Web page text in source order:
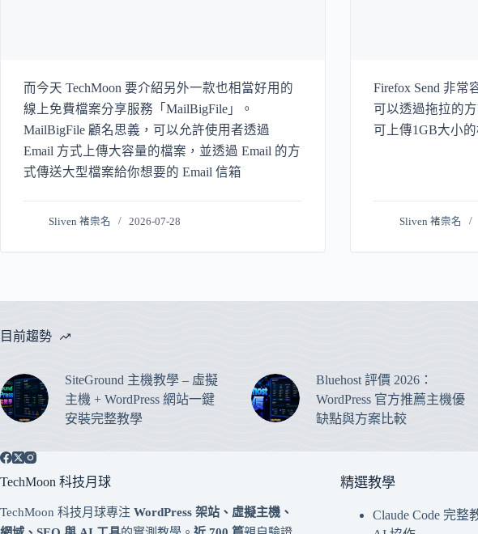
而今天 TechMoon 要介紹另外一款也相當好用的
線上免費檔案分享服務「MailBigFile」。
MailBigFile 顧名思義，可以允許使用者透過
Email 方式上傳大容量的檔案，並透過 Email 的方
式傳送大型檔案給你想要的 Email 信箱
Sliven 褚崇名 2026-07-28
Firefox Send 非常
可以透過拖拉的
可上傳1GB大小的
Sliven 褚崇名
目前趨勢
SiteGround 主機教學 – 虛擬
主機 + WordPress 網站一鍵
安裝完整教學
Bluehost 評價 2026：
WordPress 官方推薦主機優
缺點與方案比較
TechMoon 科技月球
TechMoon 科技月球專注 WordPress 架站、虛擬主機、
精選教學
Claude Code 完